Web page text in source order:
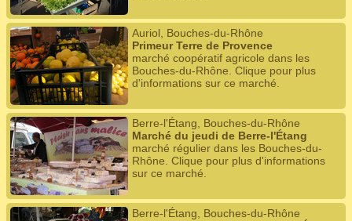
Auriol, Bouches-du-Rhône
Primeur Terre de Provence
marché coopératif agricole dans les
Bouches-du-Rhône. Clique pour plus
d'informations sur ce marché.
Berre-l'Étang, Bouches-du-Rhône
Marché du jeudi de Berre-l'Étang
marché régulier dans les Bouches-du-
Rhône. Clique pour plus d'informations
sur ce marché.
Berre-l'Étang, Bouches-du-Rhône